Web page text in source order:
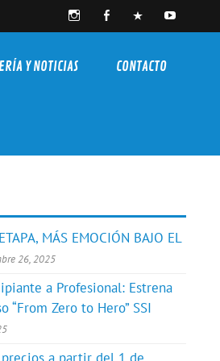
Y NOTICIAS CONTACTO
MÁS EMOCIÓN BAJO EL
26, 2025
a Profesional: Estrena
“From Zero to Hero” SSI